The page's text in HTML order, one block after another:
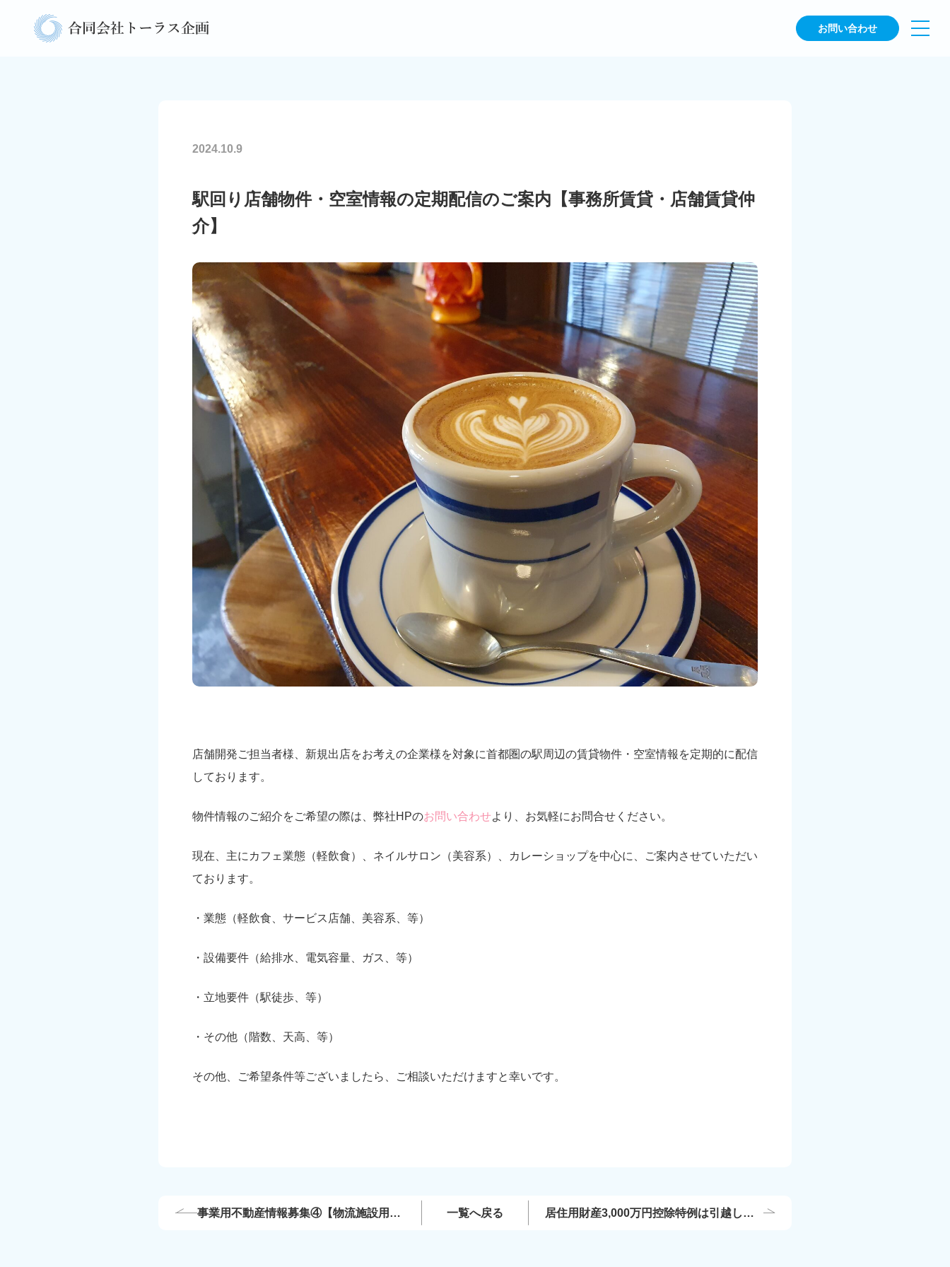
お問い合わせ
2024.10.9
駅回り店舗物件・空室情報の定期配信のご案内【事務所賃貸・店舗賃貸仲
介】
店舗開発ご担当者様、新規出店をお考えの企業様を対象に首都圏の駅周辺の賃貸物件・空室情報を定期的に配信
しております。
物件情報のご紹介をご希望の際は、弊社HPのお問い合わせより、お気軽にお問合せください。
現在、主にカフェ業態（軽飲食）、ネイルサロン（美容系）、カレーショップを中心に、ご案内させていただい
ております。
・業態（軽飲食、サービス店舗、美容系、等）
・設備要件（給排水、電気容量、ガス、等）
・立地要件（駅徒歩、等）
・その他（階数、天高、等）
その他、ご希望条件等ございましたら、ご相談いただけますと幸いです。
事業用不動産情報募集④【物流施設用
一覧へ戻る
居住用財産3,000万円控除特例は引越しか